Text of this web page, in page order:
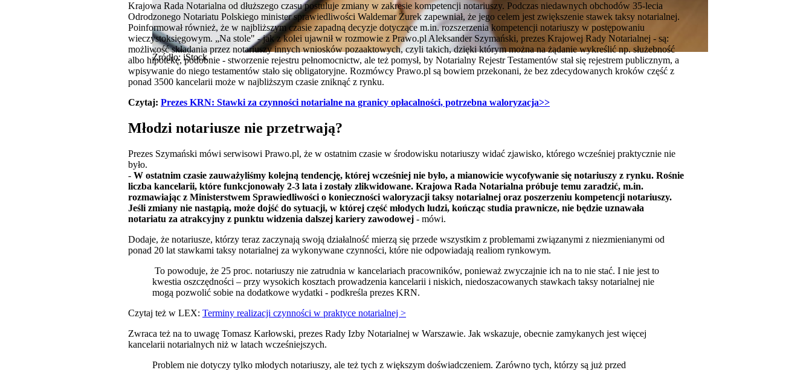
Źródło: iStock
Krajowa Rada Notarialna od dłuższego czasu postuluje zmiany w zakresie kompetencji notariuszy. Podczas niedawnych obchodów 35-lecia
Odrodzonego Notariatu Polskiego minister sprawiedliwości Waldemar Żurek zapewniał, że jego celem jest zwiększenie stawek taksy notarialnej.
Poinformował również, że w najbliższym czasie zapadną decyzje dotyczące m.in. rozszerzenia kompetencji notariuszy w postępowaniu
wieczystoksięgowym. „Na stole" - jak z kolei ujawnił w rozmowie z Prawo.pl Aleksander Szymański, prezes Krajowej Rady Notarialnej - są:
możliwość składania przez notariuszy innych wniosków pozaaktowych, czyli takich, dzięki którym można na żądanie wykreślić np. służebność
albo hipotekę, podobnie - stworzenie rejestru pełnomocnictw, ale też pomysł, by Notarialny Rejestr Testamentów stał się rejestrem publicznym, a
wpisywanie do niego testamentów stało się obligatoryjne. Rozmówcy Prawo.pl są bowiem przekonani, że bez zdecydowanych kroków część z
ponad 3500 kancelarii może w najbliższym czasie zniknąć z rynku.
Czytaj: Prezes KRN: Stawki za czynności notarialne na granicy opłacalności, potrzebna waloryzacja>>
Młodzi notariusze nie przetrwają?
Prezes Szymański mówi serwisowi Prawo.pl, że w ostatnim czasie w środowisku notariuszy widać zjawisko, którego wcześniej praktycznie nie
było.
- W ostatnim czasie zauważyliśmy kolejną tendencję, której wcześniej nie było, a mianowicie wycofywanie się notariuszy z rynku. Rośnie
liczba kancelarii, które funkcjonowały 2-3 lata i zostały zlikwidowane. Krajowa Rada Notarialna próbuje temu zaradzić, m.in.
rozmawiając z Ministerstwem Sprawiedliwości o konieczności waloryzacji taksy notarialnej oraz poszerzeniu kompetencji notariuszy.
Jeśli zmiany nie nastąpią, może dojść do sytuacji, w której część młodych ludzi, kończąc studia prawnicze, nie będzie uznawała
notariatu za atrakcyjny z punktu widzenia dalszej kariery zawodowej - mówi.
Dodaje, że notariusze, którzy teraz zaczynają swoją działalność mierzą się przede wszystkim z problemami związanymi z niezmienianymi od
ponad 20 lat stawkami taksy notarialnej za wykonywane czynności, które nie odpowiadają realiom rynkowym.
To powoduje, że 25 proc. notariuszy nie zatrudnia w kancelariach pracowników, ponieważ zwyczajnie ich na to nie stać. I nie jest to
kwestia oszczędności – przy wysokich kosztach prowadzenia kancelarii i niskich, niedoszacowanych stawkach taksy notarialnej nie
mogą pozwolić sobie na dodatkowe wydatki - podkreśla prezes KRN.
Czytaj też w LEX: Terminy realizacji czynności w praktyce notarialnej >
Zwraca też na to uwagę Tomasz Karłowski, prezes Rady Izby Notarialnej w Warszawie. Jak wskazuje, obecnie zamykanych jest więcej
kancelarii notarialnych niż w latach wcześniejszych.
Problem nie dotyczy tylko młodych notariuszy, ale też tych z większym doświadczeniem. Zarówno tych, którzy są już przed